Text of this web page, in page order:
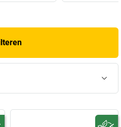
en ook in uw bedrijf.